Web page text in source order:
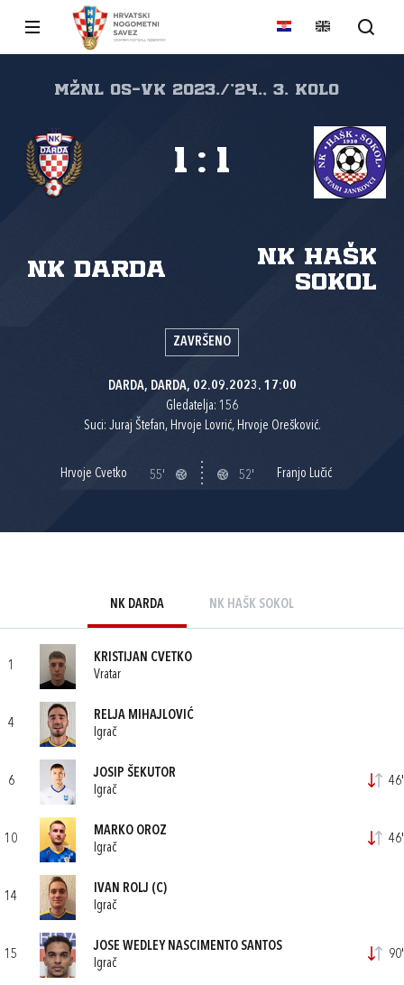
MŽNL Os-Vk 2023./'24., 3. kolo
NK Darda
NK HAŠK
Sokol
1 : 1
ZAVRŠENO
DARDA, DARDA, 02.09.2023. 17:00
Gledatelja: 156
Suci: Juraj Štefan, Hrvoje Lovrić, Hrvoje Orešković.
Hrvoje Cvetko 55' 52' Franjo Lučić
NK DARDA NK HAŠK SOKOL
1
KRISTIJAN CVETKO
Vratar
4
RELJA MIHAJLOVIĆ
Igrač
6
JOSIP ŠEKUTOR
Igrač
46'
10
MARKO OROZ
Igrač
46'
14
IVAN ROLJ (C)
Igrač
15
JOSE WEDLEY NASCIMENTO SANTOS
Igrač
90'